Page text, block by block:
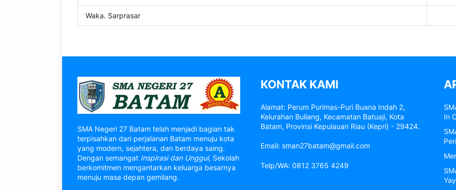
Waka. Sarprasar
SMA Negeri 27 Batam telah menjadi bagian tak
terpisahkan dari perjalanan Batam menuju kota
yang modern, sejahtera, dan berdaya saing.
Dengan semangat Inspirasi dan Unggul, Sekolah
berkomitmen mengantarkan keluarga besarnya
menuju masa depan gemilang.
KONTAK KAMI
Alamat: Perum Purimas-Puri Buana Indah 2,
Kelurahan Buliang, Kecamatan Batuaji, Kota
Batam, Provinsi Kepulauan Riau (Kepri) - 29424.
Email: sman27batam@gmail.com
Telp/WA: 0812 3765 4249
In